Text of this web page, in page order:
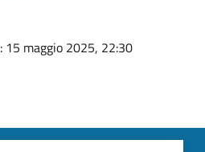
: 15 maggio 2025, 22:30